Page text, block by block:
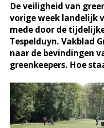
De veiligheid van
vorige week landelijk
mede door de
Tespelduyn. Vakblad
naar de bevindingen
greenkeepers. Hoe